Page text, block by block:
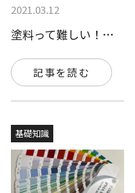
2021.03.12
塗料って難しい！注文する時には色だけを伝…
記事を読む
基礎知識